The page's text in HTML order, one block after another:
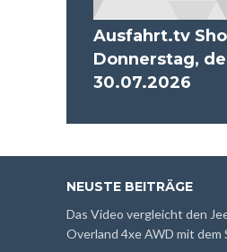
Ausfahrt.tv
Donnerstag,
30.07.2026
NEUSTE BEITRÄGE
Das Video vergleicht den
Overland 4xe AWD mit dem